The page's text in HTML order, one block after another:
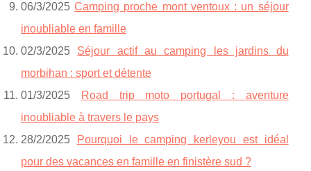
06/3/2025Camping proche mont ventoux : un séjour
inoubliable en famille
02/3/2025 Séjour actif au camping les jardins du
morbihan : sport et détente
01/3/2025
Road trip moto portugal : aventure
inoubliable à travers le pays
28/2/2025
Pourquoi le camping kerleyou est idéal
pour des vacances en famille en finistère sud ?